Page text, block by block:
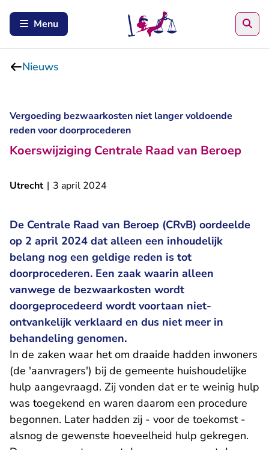
Menu
Nieuws
Vergoeding bezwaarkosten niet langer voldoende
reden voor doorprocederen
Koerswijziging Centrale Raad van Beroep
Utrecht | 3 april 2024
De Centrale Raad van Beroep (CRvB) oordeelde
op 2 april 2024 dat alleen een inhoudelijk
belang nog een geldige reden is tot
doorprocederen. Een zaak waarin alleen
vanwege de bezwaarkosten wordt
doorgeprocedeerd wordt voortaan niet-
ontvankelijk verklaard en dus niet meer in
behandeling genomen.
In de zaken waar het om draaide hadden inwoners
(de 'aanvragers') bij de gemeente huishoudelijke
hulp aangevraagd. Zij vonden dat er te weinig hulp
was toegekend en waren daarom een procedure
begonnen. Later hadden zij - voor de toekomst -
alsnog de gewenste hoeveelheid hulp gekregen.